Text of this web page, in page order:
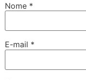
Nome *
E-mail *